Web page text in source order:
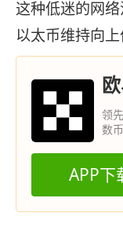
这种低迷的网
以太币维持向上
领
数
APP下